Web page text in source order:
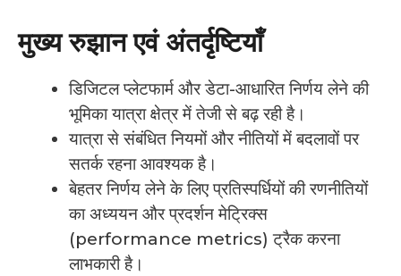
मुख्य रुझान एवं अंतर्दृष्टियाँ
डिजिटल प्लेटफार्म और डेटा-आधारित निर्णय लेने की
भूमिका यात्रा क्षेत्र में तेजी से बढ़ रही है।
यात्रा से संबंधित नियमों और नीतियों में बदलावों पर
सतर्क रहना आवश्यक है।
बेहतर निर्णय लेने के लिए प्रतिस्पर्धियों की रणनीतियों
का अध्ययन और प्रदर्शन मेट्रिक्स
(performance metrics) ट्रैक करना
लाभकारी है।